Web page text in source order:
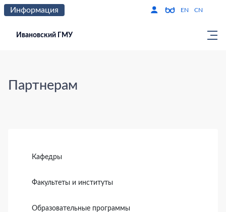
Информация Версия для
EN CN
Ивановский ГМУ
Партнерам
Кафедры
Факультеты и институты
Образовательные программы